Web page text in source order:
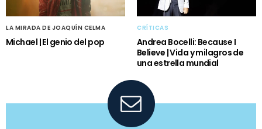
LA MIRADA DE JOAQUÍN CELMA
Michael | El genio del pop
CRÍTICAS
Andrea Bocelli: Because I
Believe | Vida y milagros de
una estrella mundial